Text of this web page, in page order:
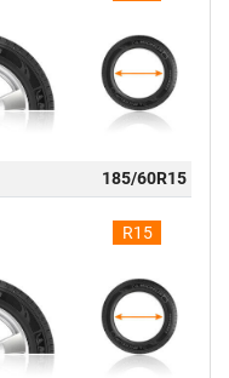
185/60R15
R15